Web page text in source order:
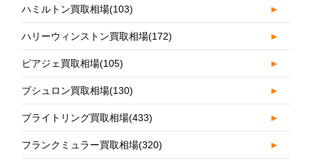
ハミルトン買取相場(103) ►
ハリーウィンストン買取相場(172) ►
ピアジェ買取相場(105) ►
ブシュロン買取相場(130) ►
ブライトリング買取相場(433) ►
フランクミュラー買取相場(320) ►